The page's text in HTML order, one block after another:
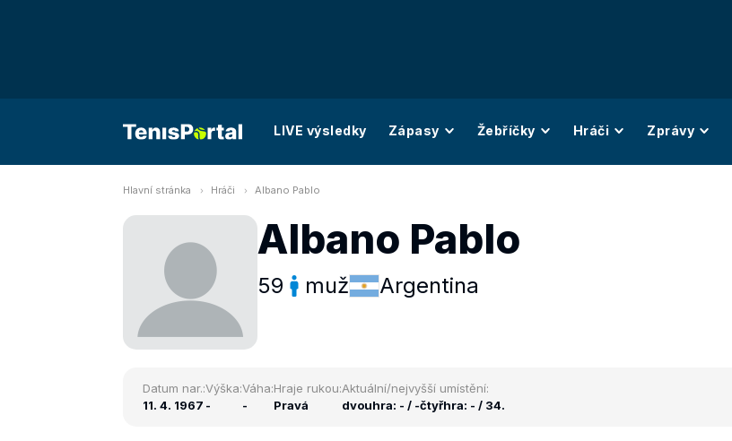
LIVE výsledky Zápasy Žebříčky Hráči Zprávy
Hlavní stránka Hráči Albano Pablo
Albano Pablo
59 muž Argentina
Datum nar.:
11. 4. 1967
Výška:
-
Váha:
-
Hraje rukou:
Pravá
Aktuální/nejvyšší umístění:
dvouhra: - / -čtyřhra: - / 34.